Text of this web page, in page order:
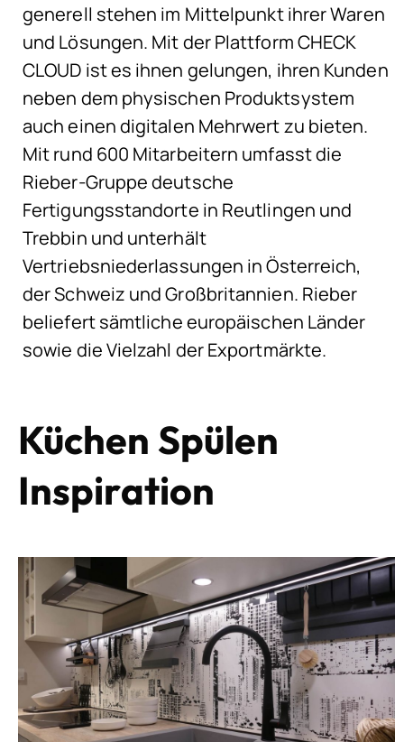
generell stehen im Mittelpunkt ihrer Waren
und Lösungen. Mit der Plattform CHECK
CLOUD ist es ihnen gelungen, ihren Kunden
neben dem physischen Produktsystem
auch einen digitalen Mehrwert zu bieten.
Mit rund 600 Mitarbeitern umfasst die
Rieber-Gruppe deutsche
Fertigungsstandorte in Reutlingen und
Trebbin und unterhält
Vertriebsniederlassungen in Österreich,
der Schweiz und Großbritannien. Rieber
beliefert sämtliche europäischen Länder
sowie die Vielzahl der Exportmärkte.
Küchen Spülen
Inspiration